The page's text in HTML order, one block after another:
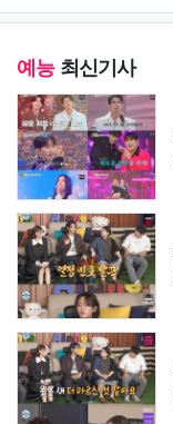
예능최신기사